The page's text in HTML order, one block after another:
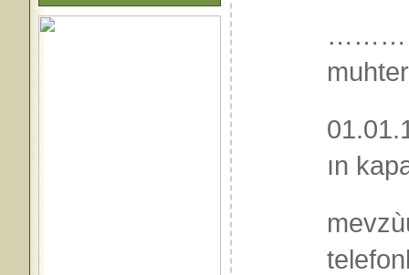
………
ın